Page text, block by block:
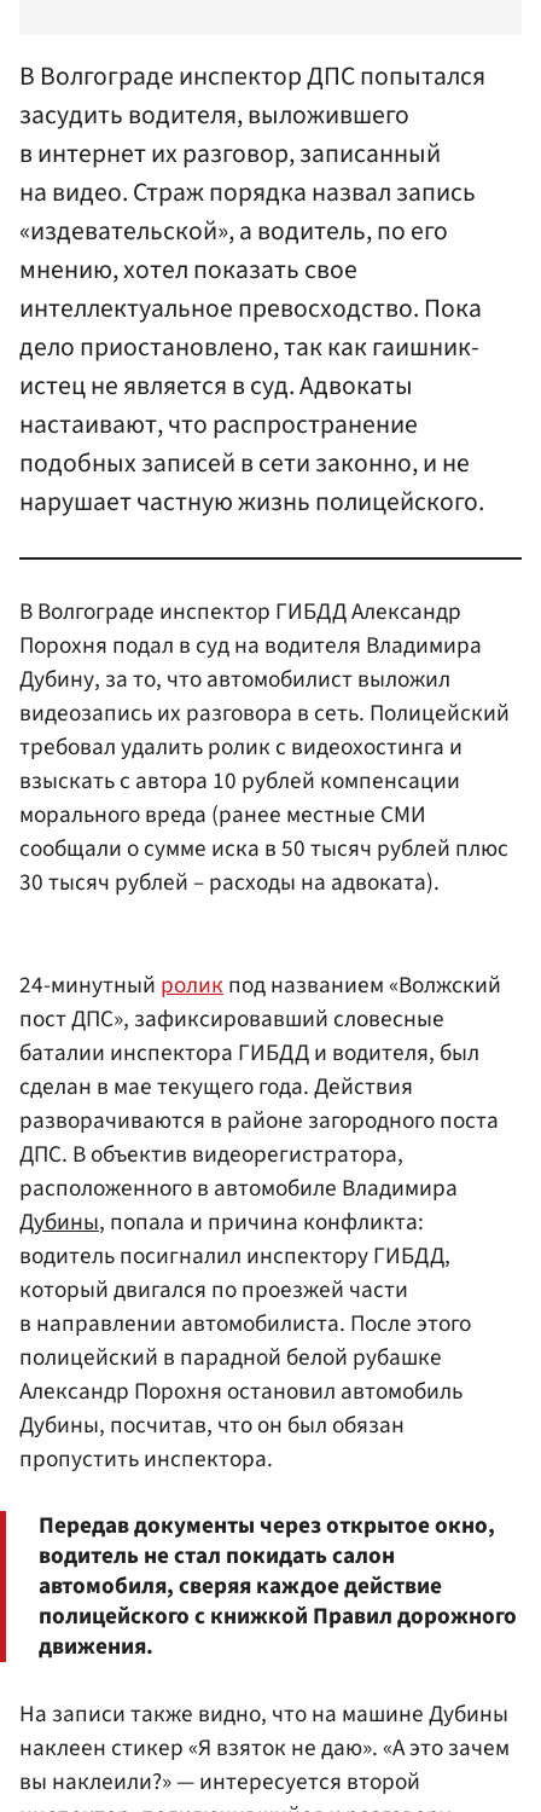
В Волгограде инспектор ДПС попытался
засудить водителя, выложившего
в интернет их разговор, записанный
на видео. Страж порядка назвал запись
«издевательской», а водитель, по его
мнению, хотел показать свое
интеллектуальное превосходство. Пока
дело приостановлено, так как гаишник-
истец не является в суд. Адвокаты
настаивают, что распространение
подобных записей в сети законно, и не
нарушает частную жизнь полицейского.
В Волгограде инспектор ГИБДД Александр
Порохня подал в суд на водителя Владимира
Дубину, за то, что автомобилист выложил
видеозапись их разговора в сеть. Полицейский
требовал удалить ролик с видеохостинга и
взыскать с автора 10 рублей компенсации
морального вреда (ранее местные СМИ
сообщали о сумме иска в 50 тысяч рублей плюс
30 тысяч рублей – расходы на адвоката).
24-минутный роликпод названием «Волжский
пост ДПС», зафиксировавший словесные
баталии инспектора ГИБДД и водителя, был
сделан в мае текущего года. Действия
разворачиваются в районе загородного поста
ДПС. В объектив видеорегистратора,
расположенного в автомобиле Владимира
Дубины, попала и причина конфликта:
водитель посигналил инспектору ГИБДД,
который двигался по проезжей части
в направлении автомобилиста. После этого
полицейский в парадной белой рубашке
Александр Порохня остановил автомобиль
Дубины, посчитав, что он был обязан
пропустить инспектора.
Передав документы через открытое окно,
водитель не стал покидать салон
автомобиля, сверяя каждое действие
полицейского с книжкой Правил дорожного
движения.
На записи также видно, что на машине Дубины
наклеен стикер «Я взяток не даю». «А это зачем
вы наклеили?» — интересуется второй